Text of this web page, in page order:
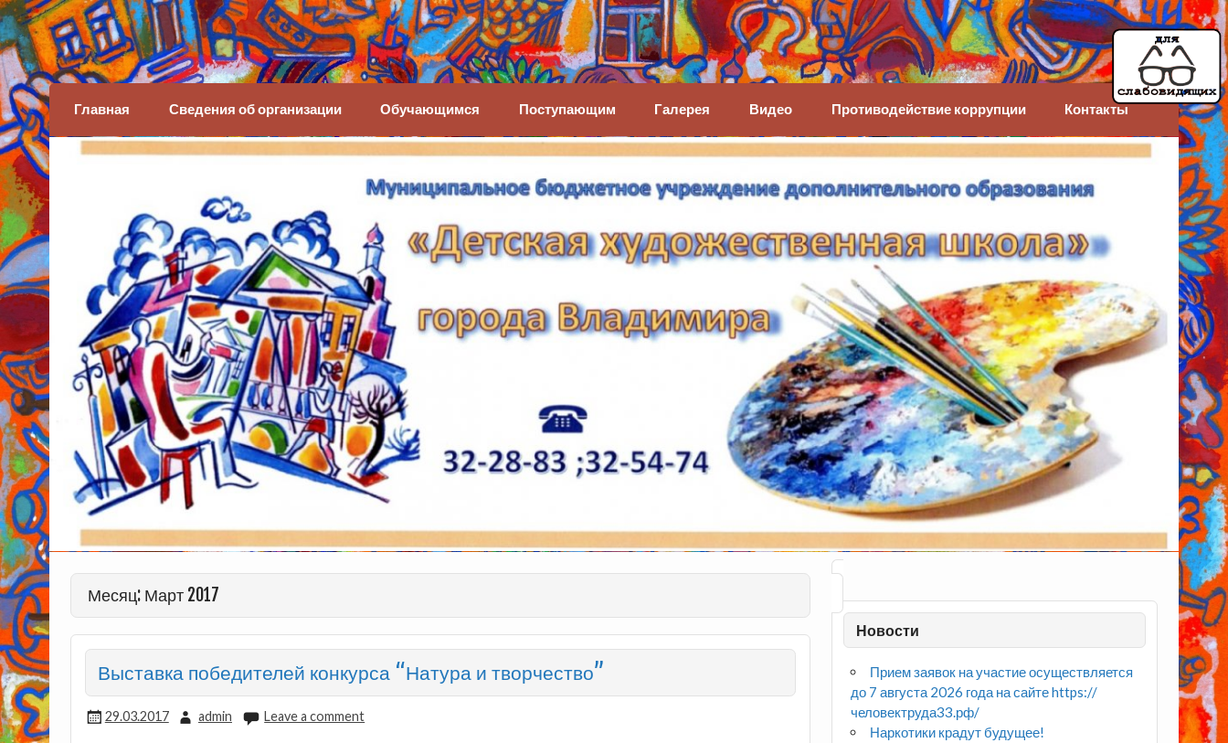
Детская художественная школа
Главная Сведения об организации Обучающимся Поступающим Галерея Видео Противодействие коррупции Контакты
Месяц: Март 2017
Выставка победителей конкурса “Натура и творчество”
29.03.2017 admin Leave a comment
Новости
Прием заявок на участие осуществляется
до 7 августа 2026 года на сайте https://
человектруда33.рф/
Наркотики крадут будущее!